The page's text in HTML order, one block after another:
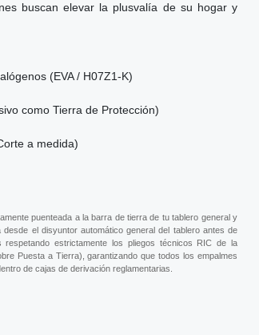
buscan elevar la plusvalía de su hogar y
(EVA / H07Z1-K)
como Tierra de Protección)
a medida)
puenteada a la barra de tierra de tu tablero general y
el disyuntor automático general del tablero antes de
estrictamente los pliegos técnicos RIC de la
Puesta a Tierra), garantizando que todos los empalmes
de cajas de derivación reglamentarias.